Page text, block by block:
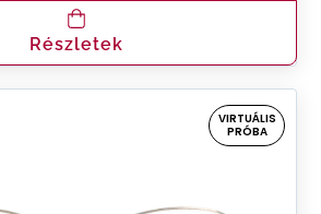
Részletek
VIRTUÁLIS
PRÓBA